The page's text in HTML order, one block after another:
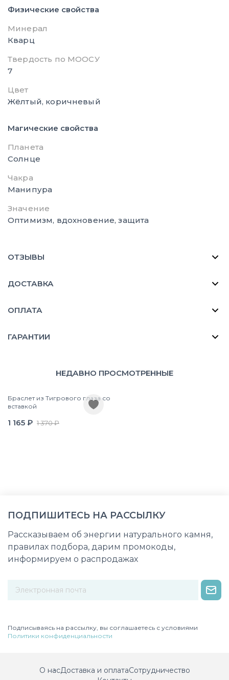
Физические свойства
Минерал
Кварц
Твердость по МООСУ
7
Цвет
Жёлтый, коричневый
Магические свойства
Планета
Солнце
Чакра
Манипура
Значение
Оптимизм, вдохновение, защита
ОТЗЫВЫ
ДОСТАВКА
ОПЛАТА
ГАРАНТИИ
НЕДАВНО ПРОСМОТРЕННЫЕ
Браслет из Тигрового глаза со
вставкой
1 165 ₽ 1 370 ₽
ПОДПИШИТЕСЬ НА РАССЫЛКУ
Рассказываем об энергии натурального камня,
правилах подбора, дарим промокоды,
информируем о распродажах
Подписываясь на рассылку, вы соглашаетесь с условиями
Политики конфиденциальности
О насДоставка и оплатаСотрудничество